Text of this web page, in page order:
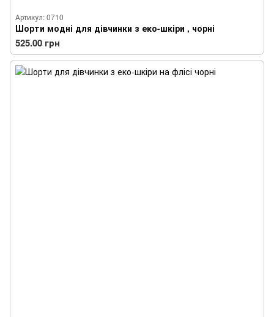
Артикул: 0710
Шорти модні для дівчинки з еко-шкіри , чорні
525.00 грн